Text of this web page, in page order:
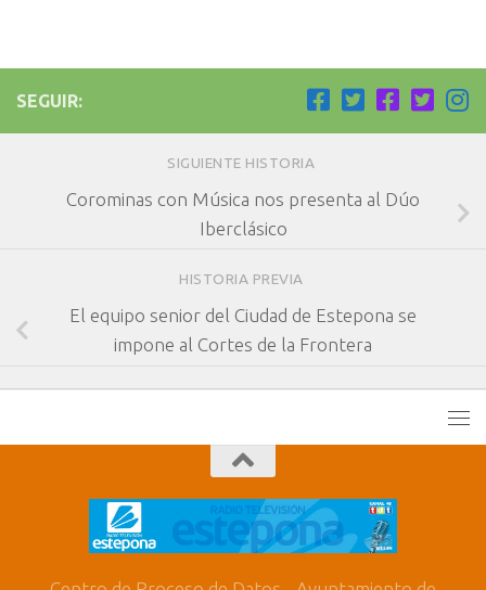
SEGUIR:
SIGUIENTE HISTORIA
Corominas con Música nos presenta al Dúo
Iberclásico
HISTORIA PREVIA
El equipo senior del Ciudad de Estepona se
impone al Cortes de la Frontera